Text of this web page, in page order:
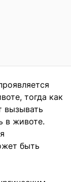
тогда как
вызывать
в животе.
быть